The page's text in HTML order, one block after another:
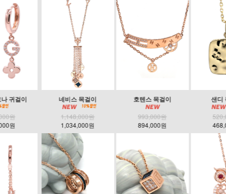
네비스 목걸이 호텐스 목걸이